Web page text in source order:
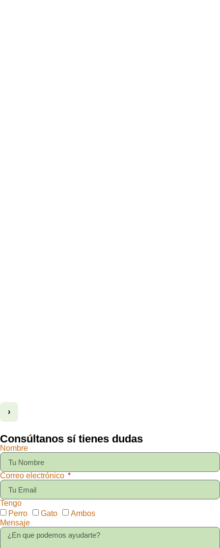
›
Consúltanos sí tienes dudas
Nombre
Correo electrónico
Tengo
Perro
Gato
Ambos
Mensaje